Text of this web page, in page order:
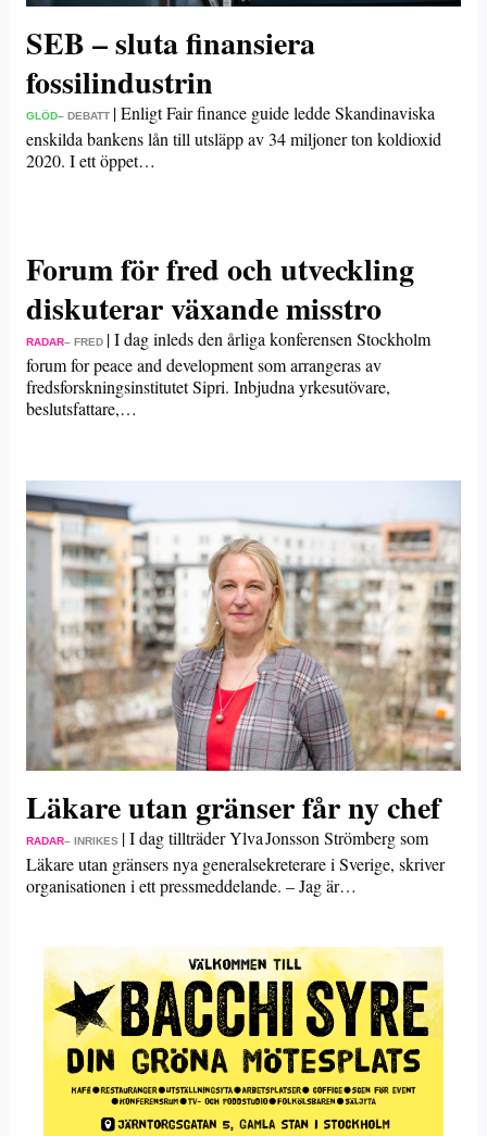
SEB – sluta finansiera
fossilindustrin
GLÖD– DEBATT |Enligt Fair finance guide ledde Skandinaviska
enskilda bankens lån till utsläpp av 34 miljoner ton koldioxid
2020. I ett öppet…
Forum för fred och utveckling
diskuterar växande misstro
RADAR– FRED |I dag inleds den årliga konferensen Stockholm
forum for peace and development som arrangeras av
fredsforskningsinstitutet Sipri. Inbjudna yrkesutövare,
beslutsfattare,…
Läkare utan gränser får ny chef
RADAR– INRIKES |I dag tillträder Ylva Jonsson Strömberg som
Läkare utan gränsers nya generalsekreterare i Sverige, skriver
organisationen i ett pressmeddelande. – Jag är…